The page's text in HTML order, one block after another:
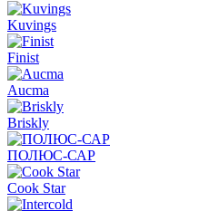
Kuvings
Finist
Aucma
Briskly
ПОЛЮС-САР
Cook Star